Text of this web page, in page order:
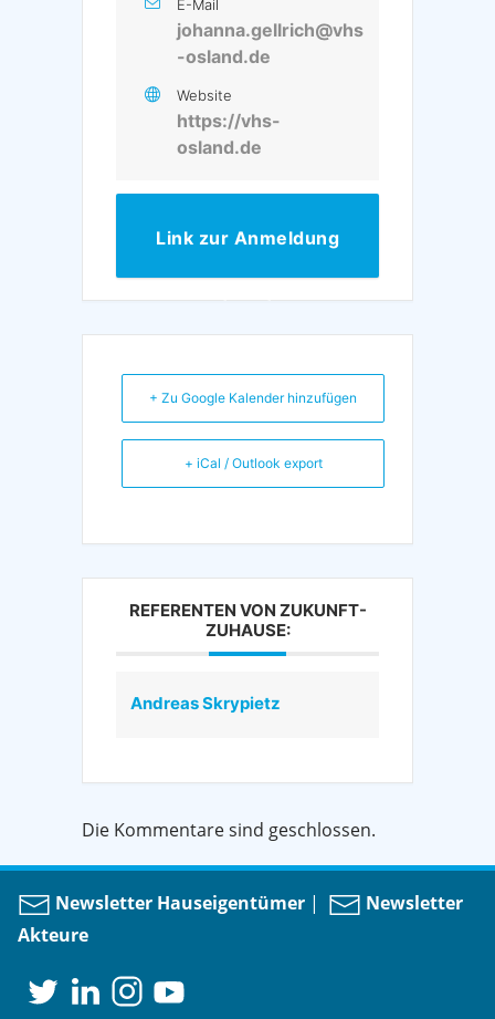
E-Mail
johanna.gellrich@vhs
-osland.de
Website
https://vhs-
osland.de
Link zur Anmeldung
+ Zu Google Kalender hinzufügen
+ iCal / Outlook export
REFERENTEN VON ZUKUNFT-
ZUHAUSE:
Andreas Skrypietz
Die Kommentare sind geschlossen.
Newsletter Hauseigentümer |
Newsletter
Akteure